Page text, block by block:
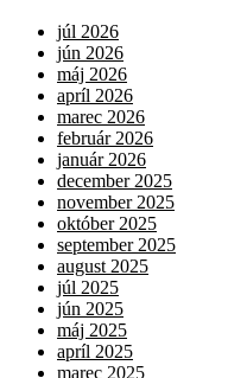
júl 2026
jún 2026
máj 2026
apríl 2026
marec 2026
február 2026
január 2026
december 2025
november 2025
október 2025
september 2025
august 2025
júl 2025
jún 2025
máj 2025
apríl 2025
marec 2025